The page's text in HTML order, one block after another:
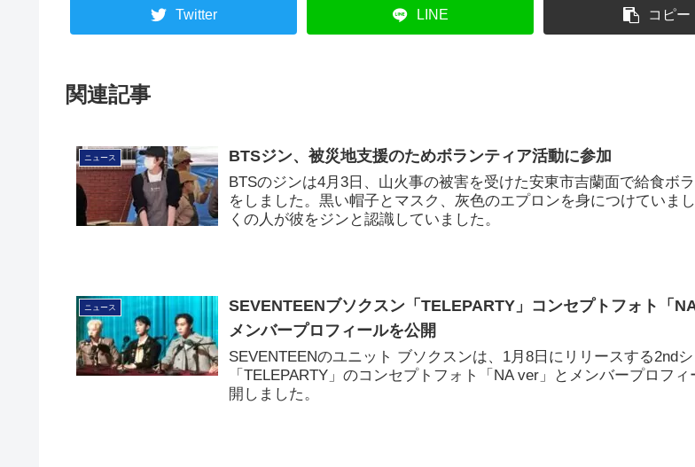
Twitter LINE コピー
関連記事
ニュース BTSジン、被災地支援のためボランティア活動に参加
BTSのジンは4月3日、山火事の被害を受けた安東市吉蘭面で給食ボ
をしました。黒い帽子とマスク、灰色のエプロンを身につけていま
くの人が彼をジンと認識していました。
ニュース
SEVENTEENブソクスン「TELEPARTY」コンセプトフォト「
メンバープロフィールを公開
SEVENTEENのユニット ブソクスンは、1月8日にリリースする2nd
「TELEPARTY」のコンセプトフォト「NA ver」とメンバープロフィ
開しました。